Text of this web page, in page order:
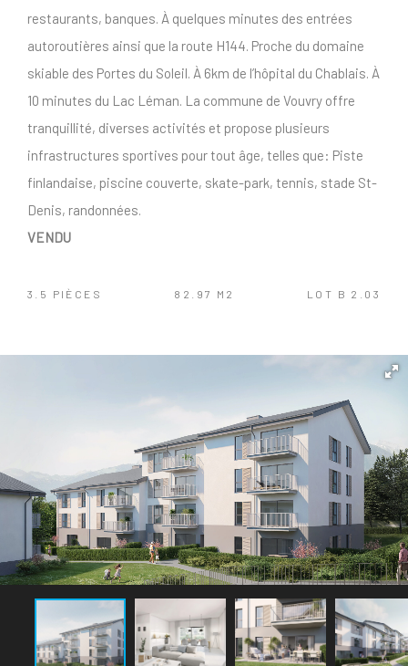
restaurants, banques. À quelques minutes des entrées
autoroutières ainsi que la route H144. Proche du domaine
skiable des Portes du Soleil. À 6km de l’hôpital du Chablais. À
10 minutes du Lac Léman. La commune de Vouvry offre
tranquillité, diverses activités et propose plusieurs
infrastructures sportives pour tout âge, telles que: Piste
finlandaise, piscine couverte, skate-park, tennis, stade St-
Denis, randonnées.
VENDU
3.5 PIÈCES 82.97 M2 LOT B 2.03